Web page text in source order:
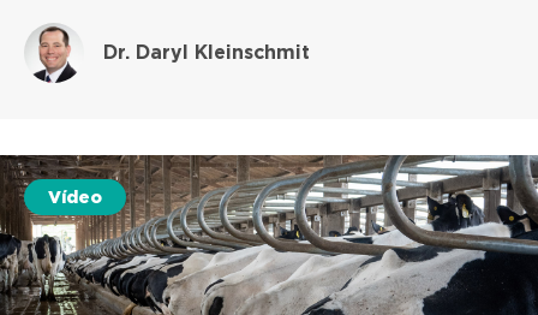
Dr. Daryl Kleinschmit
Vídeo